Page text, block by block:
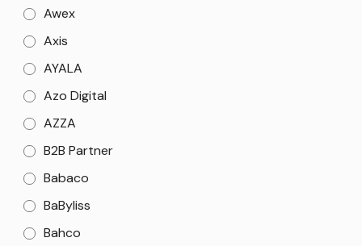
Awex
Axis
AYALA
Azo Digital
AZZA
B2B Partner
Babaco
BaByliss
Bahco